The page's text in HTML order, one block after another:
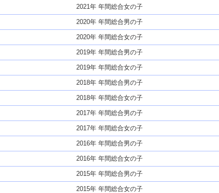
2021年 年間総合女の子
2020年 年間総合男の子
2020年 年間総合女の子
2019年 年間総合男の子
2019年 年間総合女の子
2018年 年間総合男の子
2018年 年間総合女の子
2017年 年間総合男の子
2017年 年間総合女の子
2016年 年間総合男の子
2016年 年間総合女の子
2015年 年間総合男の子
2015年 年間総合女の子